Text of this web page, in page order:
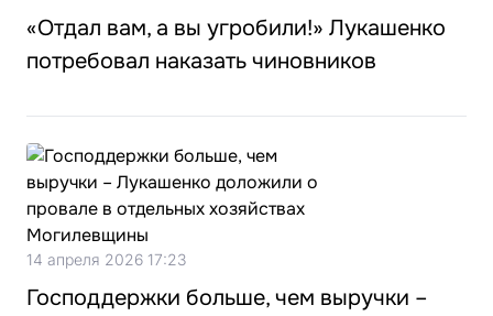
«Отдал вам, а вы угробили!» Лукашенко
потребовал наказать чиновников
14 апреля 2026 17:23
Господдержки больше, чем выручки –